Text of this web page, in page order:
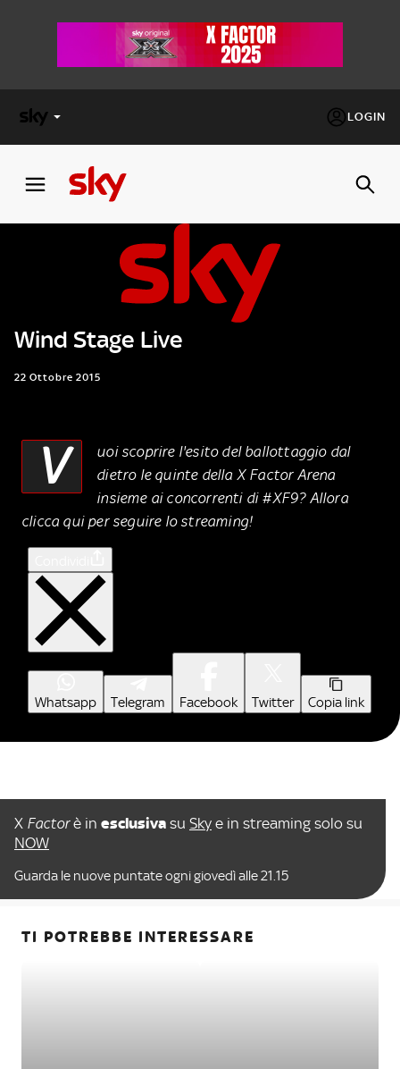
LOGIN
FACTOR
Cos’altro vedere:
PROGRAMMI SKY
SKY.IT
Wind Stage Live
22 Ottobre 2015
V
uoi scoprire l'esito del ballottaggio dal
dietro le quinte della X Factor Arena
insieme ai concorrenti di #XF9? Allora
clicca qui per seguire lo streaming!
Whatsapp Telegram Facebook Twitter Copia link
X Factorè in esclusiva su Sky e in streaming solo su
NOW
Guarda le nuove puntate ogni giovedì alle 21.15
TI POTREBBE INTERESSARE